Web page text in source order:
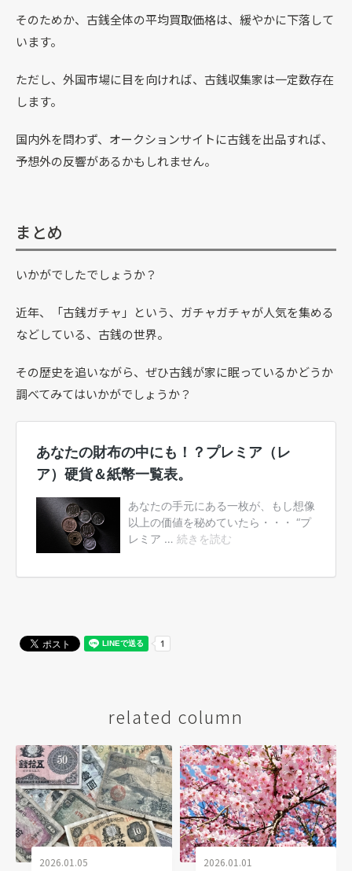
そのためか、古銭全体の平均買取価格は、緩やかに下落して
います。
ただし、外国市場に目を向ければ、古銭収集家は一定数存在
します。
国内外を問わず、オークションサイトに古銭を出品すれば、
予想外の反響があるかもしれません。
まとめ
いかがでしたでしょうか？
近年、「古銭ガチャ」という、ガチャガチャが人気を集める
などしている、古銭の世界。
その歴史を追いながら、ぜひ古銭が家に眠っているかどうか
調べてみてはいかがでしょうか？
related column
2026.01.05 2026.01.01